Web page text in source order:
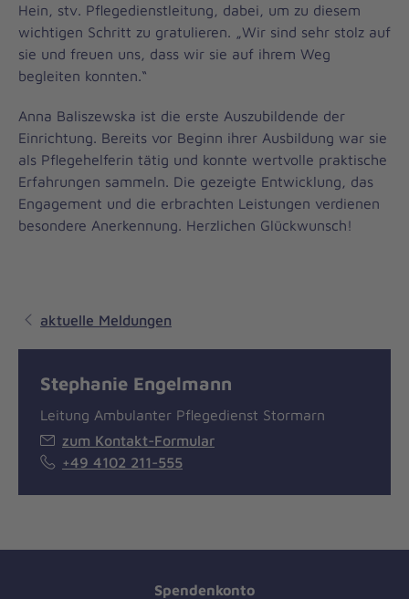
Hein, stv. Pflegedienstleitung, dabei, um zu diesem
wichtigen Schritt zu gratulieren. „Wir sind sehr stolz auf
sie und freuen uns, dass wir sie auf ihrem Weg
begleiten konnten.“
Anna Baliszewska ist die erste Auszubildende der
Einrichtung. Bereits vor Beginn ihrer Ausbildung war sie
als Pflegehelferin tätig und konnte wertvolle praktische
Erfahrungen sammeln. Die gezeigte Entwicklung, das
Engagement und die erbrachten Leistungen verdienen
besondere Anerkennung. Herzlichen Glückwunsch!
aktuelle Meldungen
Stephanie Engelmann
Leitung Ambulanter Pflegedienst Stormarn
zum Kontakt-Formular
+49 4102 211-555
Spendenkonto